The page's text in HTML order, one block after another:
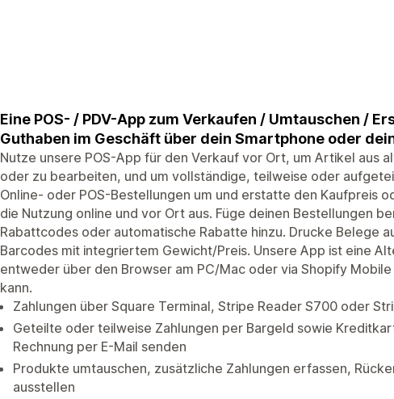
Eine POS- / PDV-App zum Verkaufen / Umtauschen /
Guthaben im Geschäft über dein Smartphone oder
Nutze unsere POS-App für den Verkauf vor Ort, um Artikel aus
oder zu bearbeiten, und um vollständige, teilweise oder
Online- oder POS-Bestellungen um und erstatte den Kaufpreis
die Nutzung online und vor Ort aus. Füge deinen Bestellungen
Rabattcodes oder automatische Rabatte hinzu. Drucke Belege
Barcodes mit integriertem Gewicht/Preis. Unsere App ist eine
entweder über den Browser am PC/Mac oder via Shopify
kann.
Zahlungen über Square Terminal, Stripe Reader S700 oder
Geteilte oder teilweise Zahlungen per Bargeld sowie
Rechnung per E-Mail senden
Produkte umtauschen, zusätzliche Zahlungen erfassen,
ausstellen